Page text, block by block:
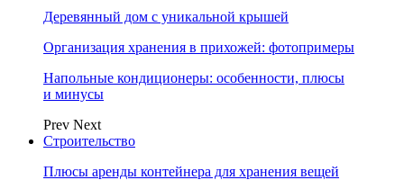
Деревянный дом с уникальной крышей
Организация хранения в прихожей: фотопримеры
Напольные кондиционеры: особенности, плюсы
и минусы
Prev Next
Строительство
Плюсы аренды контейнера для хранения вещей